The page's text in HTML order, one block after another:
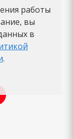
работы
вы
в
.